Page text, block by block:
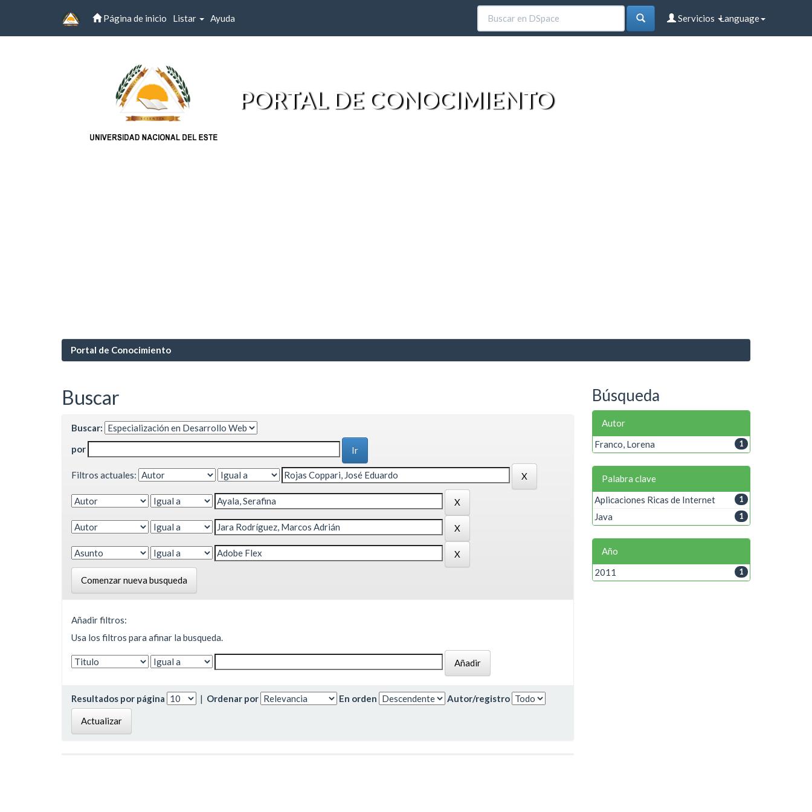
Página de inicio Listar Ayuda Language
Servicios
PORTAL DE CONOCIMIENTO
Portal de Conocimiento
Buscar
Buscar:
por
Filtros actuales:
Comenzar nueva busqueda
Añadir filtros:
Usa los filtros para afinar la busqueda.
Resultados por página | Ordenar por En orden Autor/registro
Búsqueda
Autor
1
Franco, Lorena
Palabra clave
1
Aplicaciones Ricas de Internet
1
Java
Año
1
2011